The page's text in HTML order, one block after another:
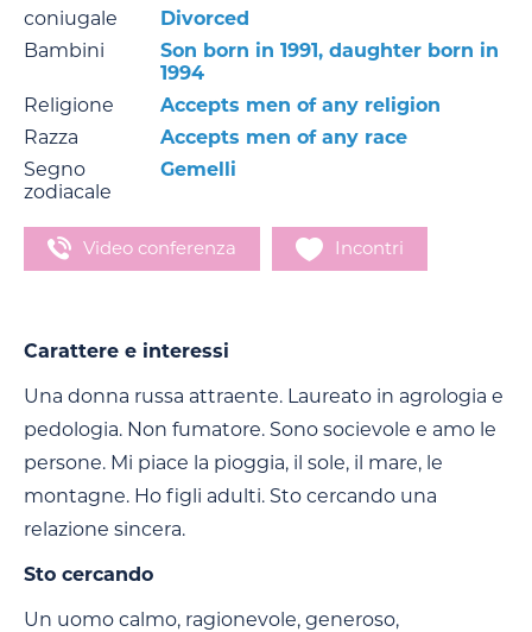
coniugale
Divorced
Bambini
Son born in 1991, daughter born in
1994
Religione
Accepts men of any religion
Razza
Accepts men of any race
Segno
zodiacale
Gemelli
Video conferenza Incontri
Carattere e interessi
Una donna russa attraente. Laureato in agrologia e
pedologia. Non fumatore. Sono socievole e amo le
persone. Mi piace la pioggia, il sole, il mare, le
montagne. Ho figli adulti. Sto cercando una
relazione sincera.
Sto cercando
Un uomo calmo, ragionevole, generoso,